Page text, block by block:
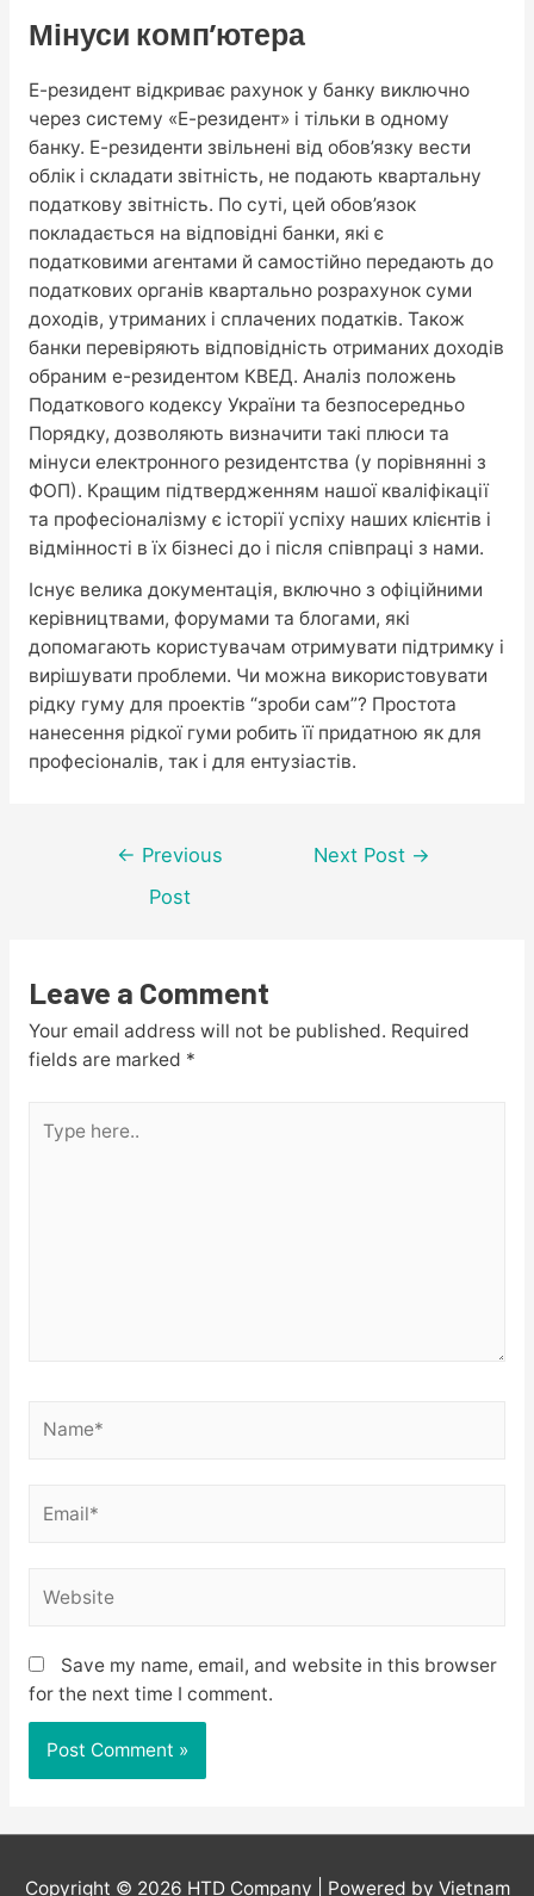
Мінуси комп’ютера
Е-резидент відкриває рахунок у банку виключно
через систему «Е-резидент» і тільки в одному
банку. Е-резиденти звільнені від обов’язку вести
облік і складати звітність, не подають квартальну
податкову звітність. По суті, цей обов’язок
покладається на відповідні банки, які є
податковими агентами й самостійно передають до
податкових органів квартально розрахунок суми
доходів, утриманих і сплачених податків. Також
банки перевіряють відповідність отриманих доходів
обраним е-резидентом КВЕД. Аналіз положень
Податкового кодексу України та безпосередньо
Порядку, дозволяють визначити такі плюси та
мінуси електронного резидентства (у порівнянні з
ФОП). Кращим підтвердженням нашої кваліфікації
та професіоналізму є історії успіху наших клієнтів і
відмінності в їх бізнесі до і після співпраці з нами.
Існує велика документація, включно з офіційними
керівництвами, форумами та блогами, які
допомагають користувачам отримувати підтримку і
вирішувати проблеми. Чи можна використовувати
рідку гуму для проектів “зроби сам”? Простота
нанесення рідкої гуми робить її придатною як для
професіоналів, так і для ентузіастів.
Post
navigation
← Previous
Post
Next Post →
Leave a Comment
Your email address will not be published. Required
fields are marked *
here..
Save my name, email, and website in this browser
for the next time I comment.
Copyright © 2026 HTD Company | Powered by Vietnam